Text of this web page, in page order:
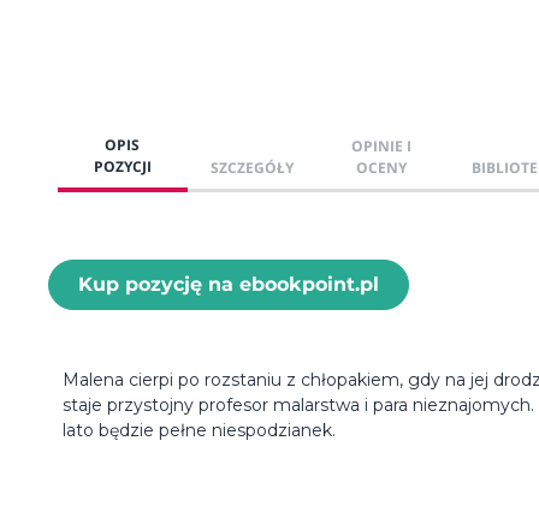
OPIS
POZYCJI
SZCZEGÓŁY
OPINIE I
OCENY
Kup pozycję na ebookpoint.pl
Malena cierpi po rozstaniu z chłopakiem, gdy na jej
staje przystojny profesor malarstwa i para nieznajomych.
lato będzie pełne niespodzianek.